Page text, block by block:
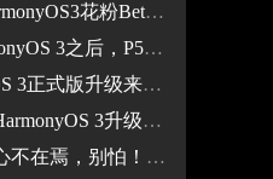
版招募启动，nova7 5G等4款机型可报名
，P50刷短视频3小时仅耗电27%！
来了！首批覆盖Mate X2等21款机型
名单曝光，7款机型启动花粉Beta版招募
HarmonyOS 3超级终端助你高效办公